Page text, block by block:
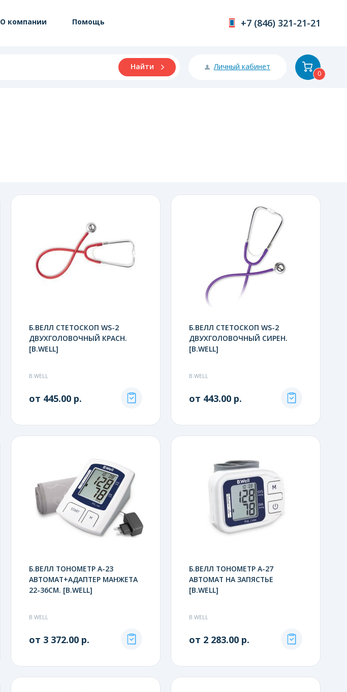
О компании Помощь +7 (846) 321-21-21
Найти Личный кабинет
0
Б.ВЕЛЛ СТЕТОСКОП WS-2
ДВУХГОЛОВОЧНЫЙ КРАСН.
[B.WELL]
B.WELL
от 445.00 р.
Б.ВЕЛЛ СТЕТОСКОП WS-2
ДВУХГОЛОВОЧНЫЙ СИРЕН.
[B.WELL]
B.WELL
от 443.00 р.
Б.ВЕЛЛ ТОНОМЕТР A-23
АВТОМАТ+АДАПТЕР МАНЖЕТА
22-36СМ. [B.WELL]
B.WELL
от 3 372.00 р.
Б.ВЕЛЛ ТОНОМЕТР A-27
АВТОМАТ НА ЗАПЯСТЬЕ
[B.WELL]
B.WELL
от 2 283.00 р.